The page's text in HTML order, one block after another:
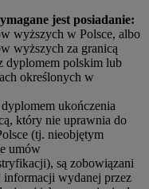
jest posiadanie:
wyższych w Polsce, albo
wyższych za granicą
dyplomem polskim lub
określonych w
ukończenia
który nie uprawnia do
(tj. nieobjętym
umów
są zobowiązani
informacji wydanej przez